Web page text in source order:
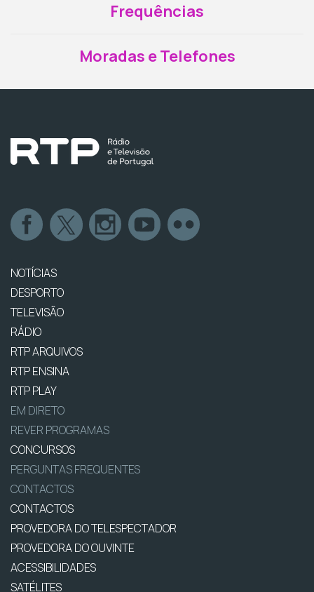
Frequências
Moradas e Telefones
NOTÍCIAS
DESPORTO
TELEVISÃO
RÁDIO
RTP ARQUIVOS
RTP ENSINA
RTP PLAY
EM DIRETO
REVER PROGRAMAS
CONCURSOS
PERGUNTAS FREQUENTES
CONTACTOS
CONTACTOS
PROVEDORA DO TELESPECTADOR
PROVEDORA DO OUVINTE
ACESSIBILIDADES
SATÉLITES